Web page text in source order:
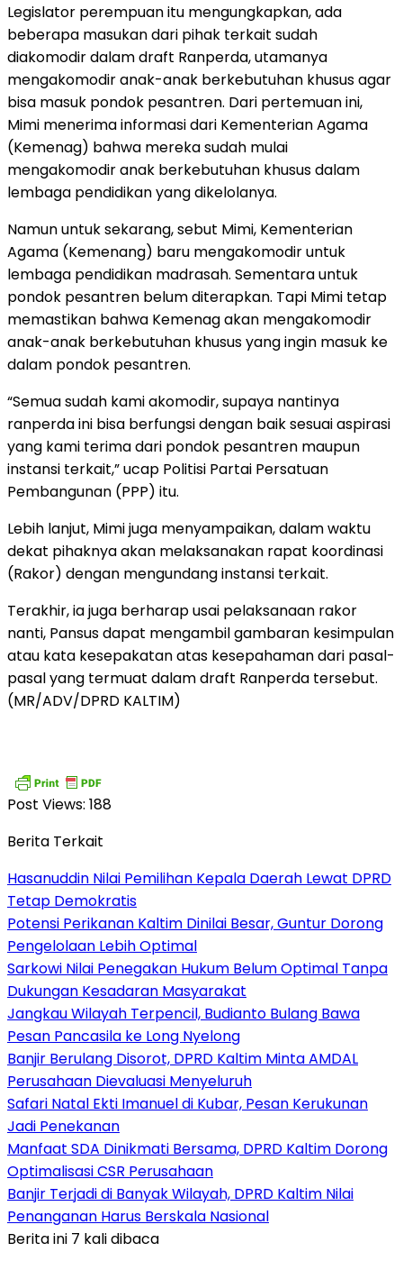
Legislator perempuan itu mengungkapkan, ada
beberapa masukan dari pihak terkait sudah
diakomodir dalam draft Ranperda, utamanya
mengakomodir anak-anak berkebutuhan khusus agar
bisa masuk pondok pesantren. Dari pertemuan ini,
Mimi menerima informasi dari Kementerian Agama
(Kemenag) bahwa mereka sudah mulai
mengakomodir anak berkebutuhan khusus dalam
lembaga pendidikan yang dikelolanya.
Namun untuk sekarang, sebut Mimi, Kementerian
Agama (Kemenang) baru mengakomodir untuk
lembaga pendidikan madrasah. Sementara untuk
pondok pesantren belum diterapkan. Tapi Mimi tetap
memastikan bahwa Kemenag akan mengakomodir
anak-anak berkebutuhan khusus yang ingin masuk ke
dalam pondok pesantren.
“Semua sudah kami akomodir, supaya nantinya
ranperda ini bisa berfungsi dengan baik sesuai aspirasi
yang kami terima dari pondok pesantren maupun
instansi terkait,” ucap Politisi Partai Persatuan
Pembangunan (PPP) itu.
Lebih lanjut, Mimi juga menyampaikan, dalam waktu
dekat pihaknya akan melaksanakan rapat koordinasi
(Rakor) dengan mengundang instansi terkait.
Terakhir, ia juga berharap usai pelaksanaan rakor
nanti, Pansus dapat mengambil gambaran kesimpulan
atau kata kesepakatan atas kesepahaman dari pasal-
pasal yang termuat dalam draft Ranperda tersebut.
(MR/ADV/DPRD KALTIM)
Post Views: 188
Berita Terkait
Hasanuddin Nilai Pemilihan Kepala Daerah Lewat DPRD
Tetap Demokratis
Potensi Perikanan Kaltim Dinilai Besar, Guntur Dorong
Pengelolaan Lebih Optimal
Sarkowi Nilai Penegakan Hukum Belum Optimal Tanpa
Dukungan Kesadaran Masyarakat
Jangkau Wilayah Terpencil, Budianto Bulang Bawa
Pesan Pancasila ke Long Nyelong
Banjir Berulang Disorot, DPRD Kaltim Minta AMDAL
Perusahaan Dievaluasi Menyeluruh
Safari Natal Ekti Imanuel di Kubar, Pesan Kerukunan
Jadi Penekanan
Manfaat SDA Dinikmati Bersama, DPRD Kaltim Dorong
Optimalisasi CSR Perusahaan
Banjir Terjadi di Banyak Wilayah, DPRD Kaltim Nilai
Penanganan Harus Berskala Nasional
Berita ini 7 kali dibaca